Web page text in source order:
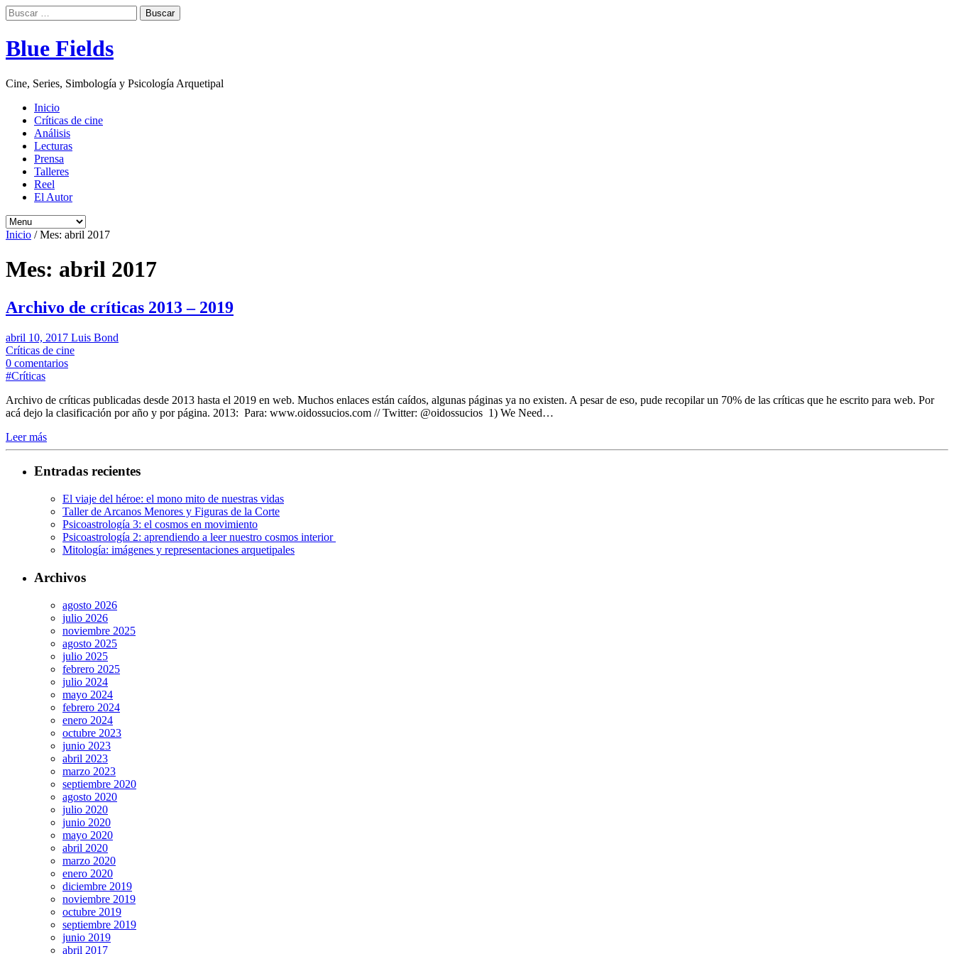
Buscar:
Blue Fields
Cine, Series, Simbología y Psicología Arquetipal
Inicio
Críticas de cine
Análisis
Lecturas
Prensa
Talleres
Reel
El Autor
Inicio /Mes: abril 2017
Mes: abril 2017
Archivo de críticas 2013 – 2019
abril 10, 2017 Luis Bond
Críticas de cine
0 comentarios
#Críticas
Archivo de críticas publicadas desde 2013 hasta el 2019 en web. Muchos enlaces están caídos, algunas páginas ya no existen. A pesar de eso, pude recopilar un 70% de las críticas que he escrito para web. Por
acá dejo la clasificación por año y por página. 2013: Para: www.oidossucios.com // Twitter: @oidossucios 1) We Need…
Leer más
Entradas recientes
El viaje del héroe: el mono mito de nuestras vidas
Taller de Arcanos Menores y Figuras de la Corte
Psicoastrología 3: el cosmos en movimiento
Psicoastrología 2: aprendiendo a leer nuestro cosmos interior
Mitología: imágenes y representaciones arquetipales
Archivos
agosto 2026
julio 2026
noviembre 2025
agosto 2025
julio 2025
febrero 2025
julio 2024
mayo 2024
febrero 2024
enero 2024
octubre 2023
junio 2023
abril 2023
marzo 2023
septiembre 2020
agosto 2020
julio 2020
junio 2020
mayo 2020
abril 2020
marzo 2020
enero 2020
diciembre 2019
noviembre 2019
octubre 2019
septiembre 2019
junio 2019
abril 2017